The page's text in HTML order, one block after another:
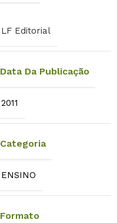
LF Editorial
Data Da Publicação
2011
Categoria
ENSINO
Formato